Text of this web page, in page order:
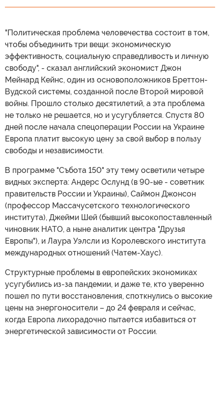
"Политическая проблема человечества состоит в том,
чтобы объединить три вещи: экономическую
эффективность, социальную справедливость и личную
свободу", - сказал английский экономист Джон
Мейнард Кейнс, один из основоположников Бреттон-
Вудской системы, созданной после Второй мировой
войны. Прошло столько десятилетий, а эта проблема
не только не решается, но и усугубляется. Спустя 80
дней после начала спецоперации России на Украине
Европа платит высокую цену за свой выбор в пользу
свободы и независимости.
В программе "Събота 150" эту тему осветили четыре
видных эксперта: Андерс Ослунд (в 90-ые - советник
правительств России и Украины), Саймон Джонсон
(профессор Массачусетского технологического
института), Джейми Шей (бывший высокопоставленный
чиновник НАТО, а ныне аналитик центра "Друзья
Европы"), и Лаура Уэлсли из Королевского института
международных отношений (Чатем-Хаус).
Структурные проблемы в европейских экономиках
усугубились из-за пандемии, и даже те, кто уверенно
пошел по пути восстановления, споткнулись о высокие
цены на энергоносители – до 24 февраля и сейчас,
когда Европа лихорадочно пытается избавиться от
энергетической зависимости от России.